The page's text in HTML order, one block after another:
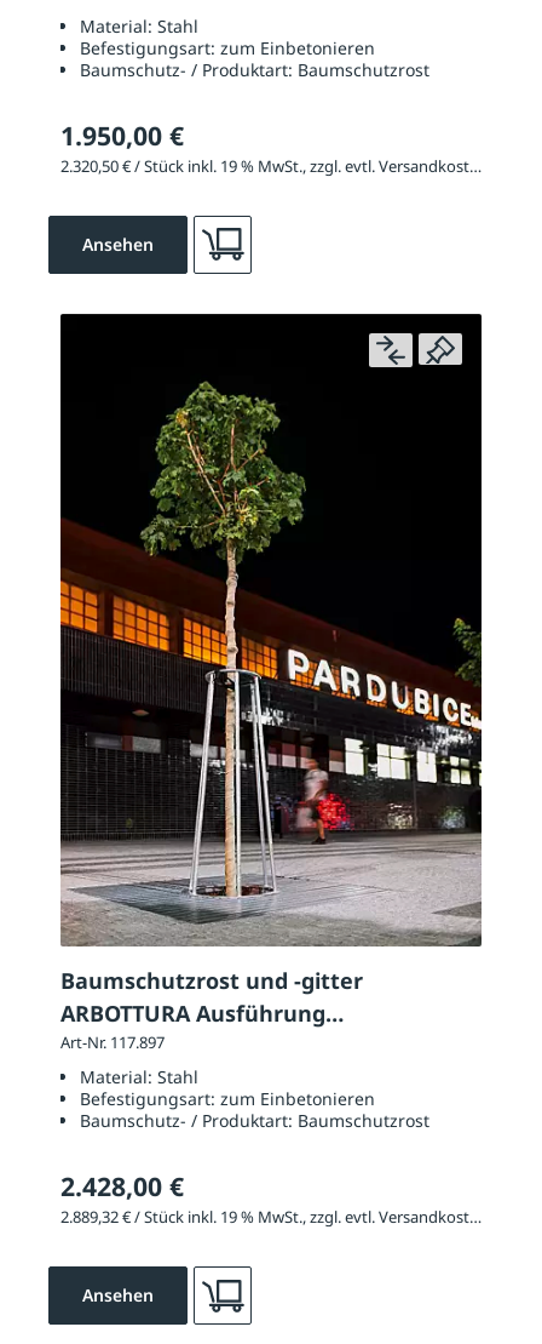
Material: Stahl
Befestigungsart: zum Einbetonieren
Baumschutz- / Produktart: Baumschutzrost
1.950,00 €
2.320,50 € / Stück inkl. 19 % MwSt., zzgl. evtl. Versandkosten
Ansehen
Baumschutzrost und -gitter
ARBOTTURA Ausführung
Baumschutzrost: quadratisch
Art-Nr. 117.897
Material: Stahl
Befestigungsart: zum Einbetonieren
Baumschutz- / Produktart: Baumschutzrost
2.428,00 €
2.889,32 € / Stück inkl. 19 % MwSt., zzgl. evtl. Versandkosten
Ansehen